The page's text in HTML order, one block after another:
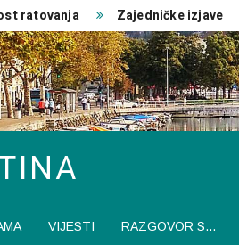
Zajedničke izjave
VIJESTI RAZGOVOR S…